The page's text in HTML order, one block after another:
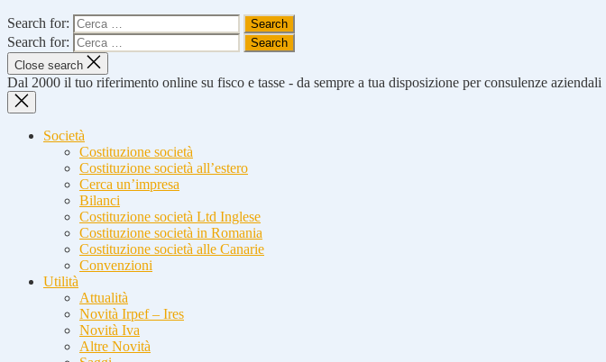
Search for:
Search for:
Close search
Dal 2000 il tuo riferimento online su fisco e tasse - da sempre a tua disposizione per consulenze aziendali
Società
Costituzione società
Costituzione società all’estero
Cerca un’impresa
Bilanci
Costituzione società Ltd Inglese
Costituzione società in Romania
Costituzione società alle Canarie
Convenzioni
Utilità
Attualità
Novità Irpef – Ires
Novità Iva
Altre Novità